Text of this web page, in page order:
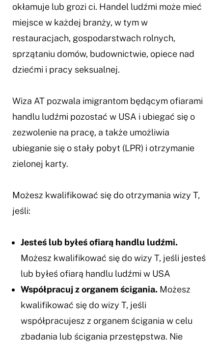
okłamuje lub grozi ci. Handel ludźmi może mieć
miejsce w każdej branży, w tym w
restauracjach, gospodarstwach rolnych,
sprzątaniu domów, budownictwie, opiece nad
dziećmi i pracy seksualnej.
Wiza AT pozwala imigrantom będącym ofiarami
handlu ludźmi pozostać w USA i ubiegać się o
zezwolenie na pracę, a także umożliwia
ubieganie się o stały pobyt (LPR) i otrzymanie
zielonej karty.
Możesz kwalifikować się do otrzymania wizy T,
jeśli:
Jesteś lub byłeś ofiarą handlu ludźmi.
Możesz kwalifikować się do wizy T, jeśli jesteś
lub byłeś ofiarą handlu ludźmi w USA
Współpracuj z organem ścigania. Możesz
kwalifikować się do wizy T, jeśli
współpracujesz z organem ścigania w celu
zbadania lub ścigania przestępstwa. Nie